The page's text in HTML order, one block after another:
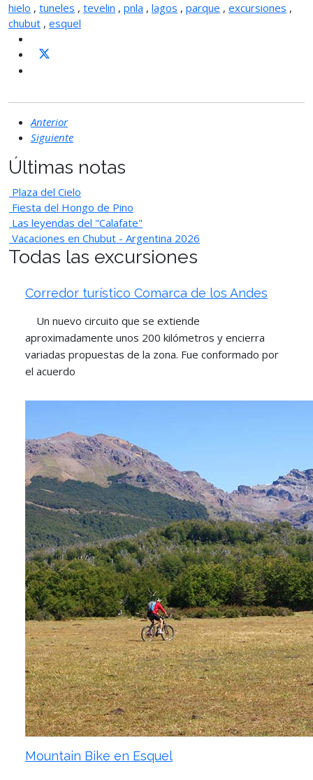
hielo , tuneles , tevelin , pnla , lagos , parque , excursiones ,
chubut , esquel
Anterior
Siguiente
Últimas notas
Plaza del Cielo
Fiesta del Hongo de Pino
Las leyendas del "Calafate"
Vacaciones en Chubut - Argentina 2026
Todas las excursiones
Corredor turístico Comarca de los Andes
Un nuevo circuito que se extiende
aproximadamente unos 200 kilómetros y encierra
variadas propuestas de la zona. Fue conformado por
el acuerdo
Mountain Bike en Esquel